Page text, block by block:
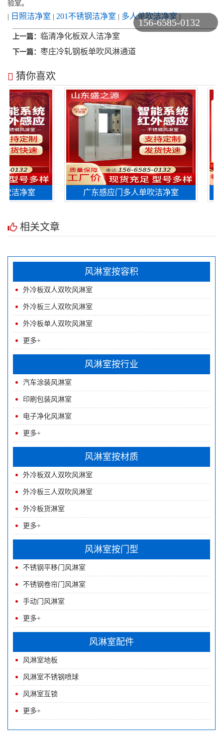
验室。
日照洁净室 201不锈钢洁净室 多人单吹洁净室
上一篇： 临清净化板双人洁净室
下一篇： 枣庄冷轧钢板单吹风淋通道
猜你喜欢
洁净室 广东感应门多人单吹洁净室
吹洁净室
相关文章
风淋室按容积
外冷板双人双吹风淋室
外冷板三人双吹风淋室
外冷板单人双吹风淋室
更多+
风淋室按行业
汽车涂装风淋室
印刷包装风淋室
电子净化风淋室
更多+
风淋室按材质
外冷板双人双吹风淋室
外冷板三人双吹风淋室
外冷板货淋室
更多+
风淋室按门型
不锈钢平移门风淋室
不锈钢卷帘门风淋室
手动门风淋室
更多+
风淋室配件
风淋室地板
风淋室不锈钢喷球
风淋室互锁
更多+
156-6585-0132